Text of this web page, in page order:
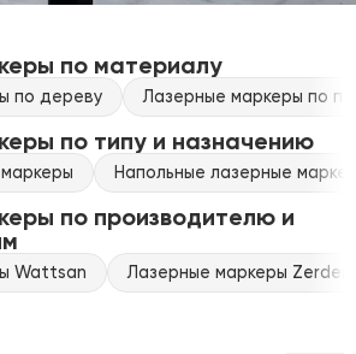
по материалу
по дереву Лазерные маркеры по
по типу и назначению
Напольные лазерные
по производителю и
Wattsan Лазерные маркеры Zerder